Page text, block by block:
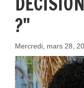
?"
Mercredi, mars 28,